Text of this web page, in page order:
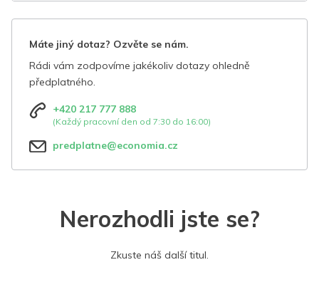
Máte jiný dotaz? Ozvěte se nám.
Rádi vám zodpovíme jakékoliv dotazy ohledně
předplatného.
+420 217 777 888
(Každý pracovní den od 7:30 do 16:00)
predplatne@economia.cz
Nerozhodli jste se?
Zkuste náš další titul.